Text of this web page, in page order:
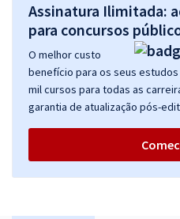
Assinatura Ilimitada:
para concursos
O melhor custo
benefício para os seus estudos
mil cursos para todas as
garantia de atualização pós-